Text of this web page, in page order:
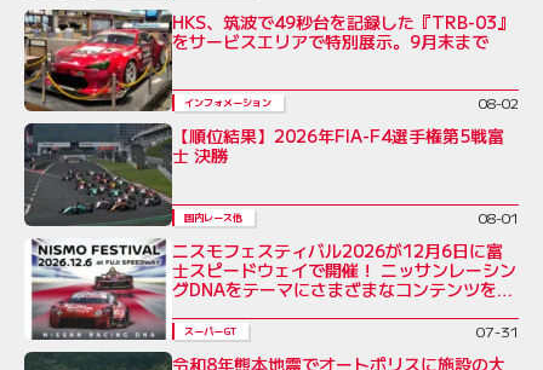
HKS、筑波で49秒台を記録した『TRB-03』
をサービスエリアで特別展示。9月末まで
インフォメーション 08-02
【順位結果】2026年FIA-F4選手権第5戦富
士 決勝
国内レース他 08-01
ニスモフェスティバル2026が12月6日に富
士スピードウェイで開催！ ニッサンレーシン
グDNAをテーマにさまざまなコンテンツを展
スーパーGT 07-31
令和8年熊本地震でオートポリスに施設の大